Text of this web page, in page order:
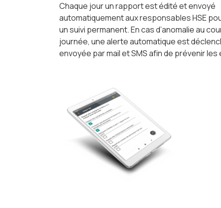
Chaque jour un rapport est édité et envoyé
automatiquement aux responsables HSE
un suivi permanent. En cas d’anomalie au
journée, une alerte automatique est
envoyée par mail et SMS afin de prévenir les